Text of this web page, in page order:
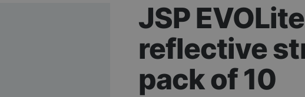
JSP
reflective
pack of 10